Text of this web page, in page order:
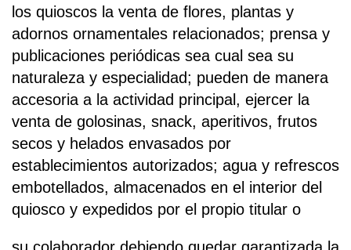
los quioscos la venta de flores, plantas y
adornos ornamentales relacionados; prensa y
publicaciones periódicas sea cual sea su
naturaleza y especialidad; pueden de manera
accesoria a la actividad principal, ejercer la
venta de golosinas, snack, aperitivos, frutos
secos y helados envasados por
establecimientos autorizados; agua y refrescos
embotellados, almacenados en el interior del
quiosco y expedidos por el propio titular o